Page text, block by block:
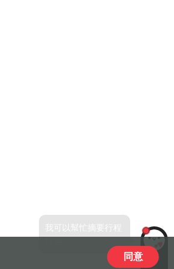
LiLi
我可以幫忙摘要行程
特色~
同意